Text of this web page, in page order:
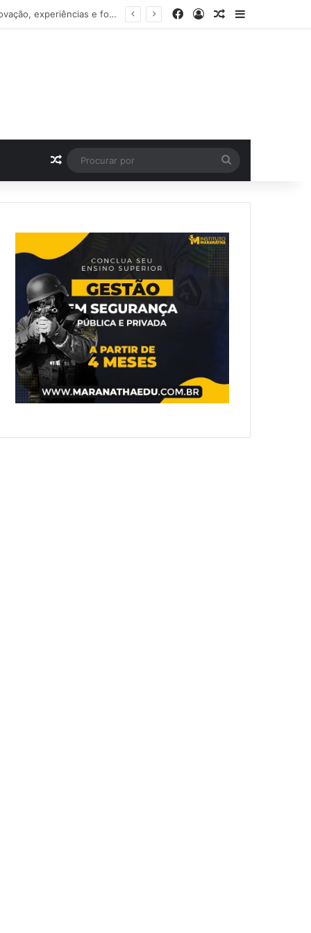
festa de 15 anos Facebook
EntrarArtigo aleatório
Barra Lateral
Artigo aleatório
por